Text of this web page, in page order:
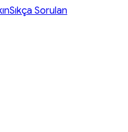
Sıkça Sorulan